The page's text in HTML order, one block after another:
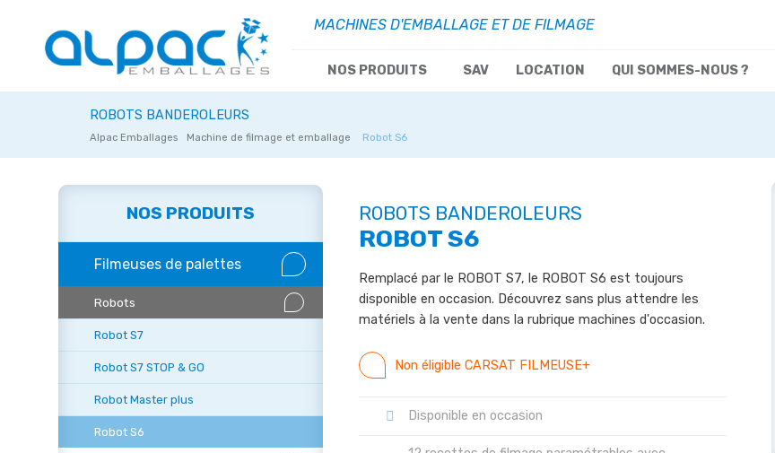
MACHINES D'EMBALLAGE ET DE FILMAGE
NOS PRODUITS SAV LOCATION QUI SOMMES-NOUS ?
ROBOTS BANDEROLEURS
Alpac Emballages Machine de filmage et emballage Robot S6
NOS PRODUITS
Filmeuses de palettes
Robots
Robot S7
Robot S7 STOP & GO
Robot Master plus
Robot S6
ROBOTS BANDEROLEURS
ROBOT S6
Remplacé par le ROBOT S7, le ROBOT S6 est toujours
disponible en occasion. Découvrez sans plus attendre les
matériels à la vente dans la rubrique machines d'occasion.
Non éligible CARSAT FILMEUSE+
Disponible en occasion